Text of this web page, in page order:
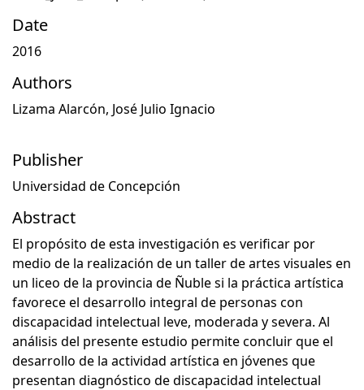
Date
2016
Authors
Lizama Alarcón, José Julio Ignacio
Publisher
Universidad de Concepción
Abstract
El propósito de esta investigación es verificar por
medio de la realización de un taller de artes visuales en
un liceo de la provincia de Ñuble si la práctica artística
favorece el desarrollo integral de personas con
discapacidad intelectual leve, moderada y severa. Al
análisis del presente estudio permite concluir que el
desarrollo de la actividad artística en jóvenes que
presentan diagnóstico de discapacidad intelectual